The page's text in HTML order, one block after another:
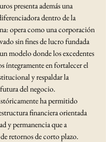
presenta además una
dentro de la
opera como una corporación
sin fines de lucro fundada
modelo donde los excedentes
íntegramente en fortalecer el
y respaldar la
del negocio.
ha permitido
financiera orientada
y permanencia que a
retornos de corto plazo.